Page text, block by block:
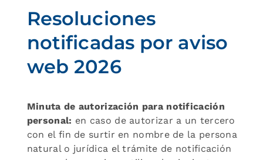
Resoluciones
notificadas por aviso
web 2026
Minuta de autorización para notificación
personal: en caso de autorizar a un tercero
con el fin de surtir en nombre de la persona
natural o jurídica el trámite de notificación